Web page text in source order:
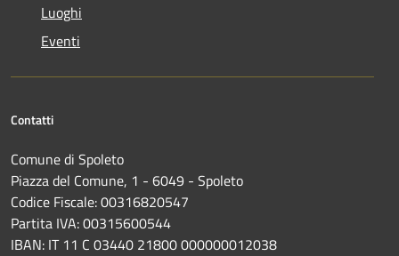
Luoghi
Eventi
Contatti
Comune di Spoleto
Piazza del Comune, 1 - 6049 - Spoleto
Codice Fiscale: 00316820547
Partita IVA: 00315600544
IBAN: IT 11 C 03440 21800 000000012038